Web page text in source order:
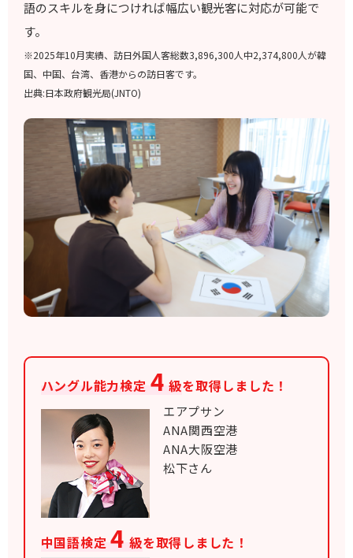
語のスキルを身につければ幅広い観光客に対応が可能で
す。
※2025年10月実績、訪日外国人客総数3,896,300人中2,374,800人が韓
国、中国、台湾、香港からの訪日客です。
出典:日本政府観光局(JNTO)
ハングル能力検定 4 級を取得しました！
エアプサン
ANA関西空港
ANA大阪空港
松下さん
中国語検定 4 級を取得しました！